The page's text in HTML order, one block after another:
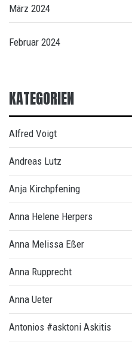
März 2024
Februar 2024
KATEGORIEN
Alfred Voigt
Andreas Lutz
Anja Kirchpfening
Anna Helene Herpers
Anna Melissa Eßer
Anna Rupprecht
Anna Ueter
Antonios #asktoni Askitis